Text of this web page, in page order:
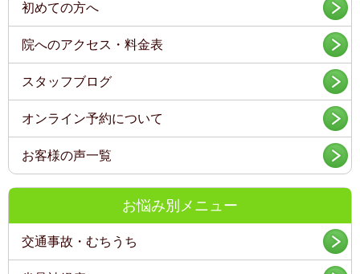
初めての方へ
院へのアクセス・料金表
スタッフブログ
オンライン予約について
お客様の声一覧
お悩み別メニュー
交通事故・むちうち